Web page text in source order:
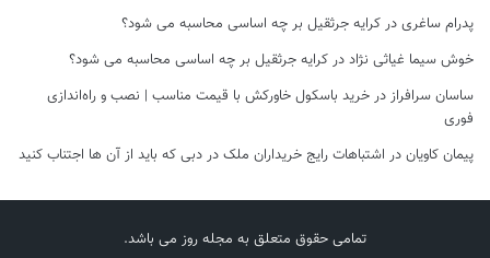
پدرام ساغری در کرایه جرثقیل بر چه اساسی محاسبه می شود؟
خوش سیما غیاثی نژاد در کرایه جرثقیل بر چه اساسی محاسبه می شود؟
ساسان سرافراز در خرید باسکول خاورکش با قیمت مناسب | نصب و راه‌اندازی
فوری
پیمان کاویان در اشتباهات رایج خریداران ملک در دبی که باید از آن ها اجتناب کنید
تمامی حقوق متعلق به مجله روز می باشد.